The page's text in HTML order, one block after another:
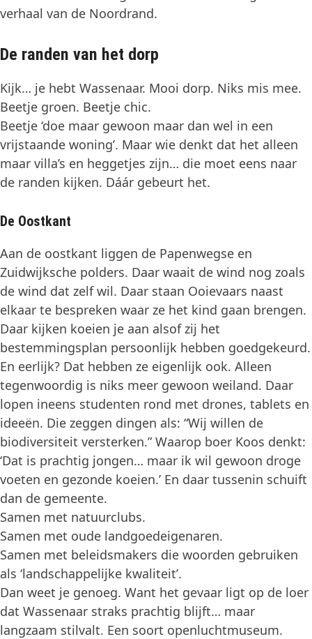
verhaal van de Noordrand.
De randen van het dorp
Kijk… je hebt Wassenaar. Mooi dorp. Niks mis mee.
Beetje groen. Beetje chic.
Beetje ‘doe maar gewoon maar dan wel in een
vrijstaande woning’. Maar wie denkt dat het alleen
maar villa’s en heggetjes zijn… die moet eens naar
de randen kijken. Dáár gebeurt het.
De Oostkant
Aan de oostkant liggen de Papenwegse en
Zuidwijksche polders. Daar waait de wind nog zoals
de wind dat zelf wil. Daar staan Ooievaars naast
elkaar te bespreken waar ze het kind gaan brengen.
Daar kijken koeien je aan alsof zij het
bestemmingsplan persoonlijk hebben goedgekeurd.
En eerlijk? Dat hebben ze eigenlijk ook. Alleen
tegenwoordig is niks meer gewoon weiland. Daar
lopen ineens studenten rond met drones, tablets en
ideeën. Die zeggen dingen als: “Wij willen de
biodiversiteit versterken.” Waarop boer Koos denkt:
‘Dat is prachtig jongen… maar ik wil gewoon droge
voeten en gezonde koeien.’ En daar tussenin schuift
dan de gemeente.
Samen met natuurclubs.
Samen met oude landgoedeigenaren.
Samen met beleidsmakers die woorden gebruiken
als ‘landschappelijke kwaliteit’.
Dan weet je genoeg. Want het gevaar ligt op de loer
dat Wassenaar straks prachtig blijft… maar
langzaam stilvalt. Een soort openluchtmuseum.